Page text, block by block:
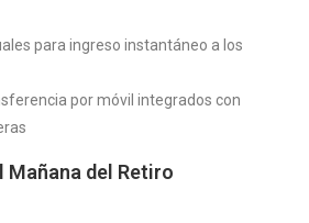
para ingreso instantáneo a los
por móvil integrados con
Mañana del Retiro